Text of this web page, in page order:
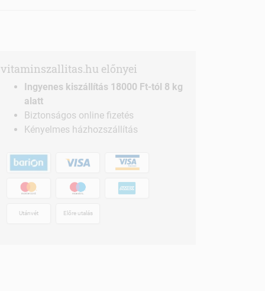
vitaminszallitas.hu előnyei
Ingyenes kiszállítás 18000 Ft-tól 8 kg
alatt
Biztonságos online fizetés
Kényelmes házhozszállítás
Utánvét Előre utalás